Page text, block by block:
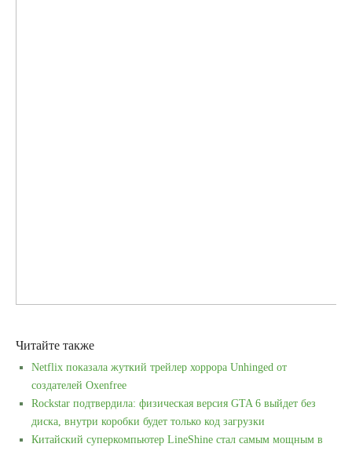
Читайте также
Netflix показала жуткий трейлер хоррора Unhinged от
создателей Oxenfree
Rockstar подтвердила: физическая версия GTA 6 выйдет без
диска, внутри коробки будет только код загрузки
Китайский суперкомпьютер LineShine стал самым мощным в